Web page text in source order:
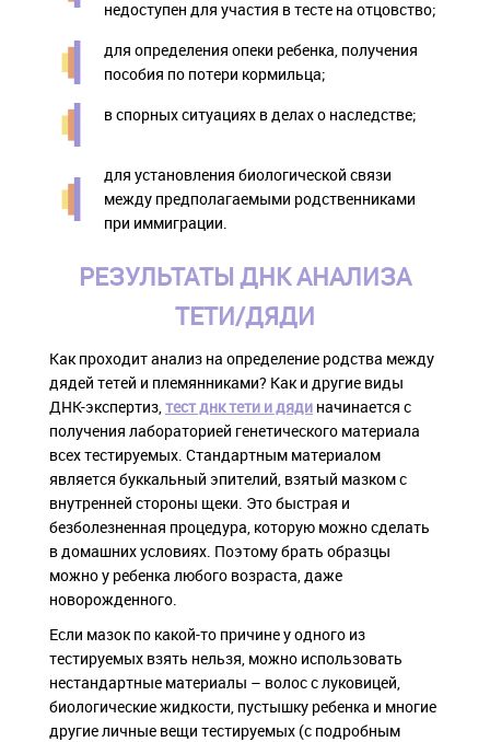
недоступен для участия в тесте на отцовство;
для определения опеки ребенка, получения
пособия по потери кормильца;
в спорных ситуациях в делах о наследстве;
для установления биологической связи
между предполагаемыми родственниками
при иммиграции.
РЕЗУЛЬТАТЫ ДНК АНАЛИЗА
ТЕТИ/ДЯДИ
Как проходит анализ на определение родства между
дядей тетей и племянниками? Как и другие виды
ДНК-экспертиз, тест днк тети и дяди начинается с
получения лабораторией генетического материала
всех тестируемых. Стандартным материалом
является буккальный эпителий, взятый мазком с
внутренней стороны щеки. Это быстрая и
безболезненная процедура, которую можно сделать
в домашних условиях. Поэтому брать образцы
можно у ребенка любого возраста, даже
новорожденного.
Если мазок по какой-то причине у одного из
тестируемых взять нельзя, можно использовать
нестандартные материалы – волос с луковицей,
биологические жидкости, пустышку ребенка и многие
другие личные вещи тестируемых (с подробным